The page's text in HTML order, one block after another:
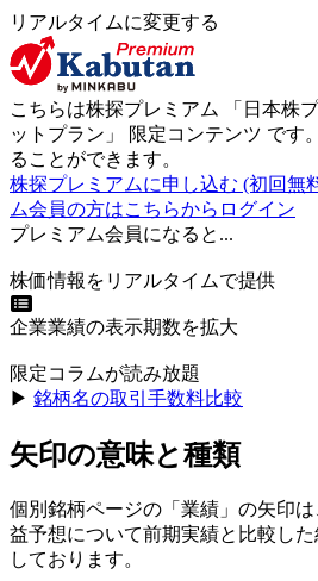
リアルタイムに変更する
こちらは株探プレミアム 「 日本株
ットプラン 」 限定コンテンツ です
ることができます。
株探プレミアムに申し込む (初回無
ム会員の方はこちらからログイン
プレミアム会員になると...
株価情報をリアルタイムで提供
企業業績の表示期数を拡大
限定コラムが読み放題
▶︎ 銘柄名の取引手数料比較
矢印の意味と種類
個別銘柄ページの「業績」の矢印
益予想について前期実績と比較し
しております。